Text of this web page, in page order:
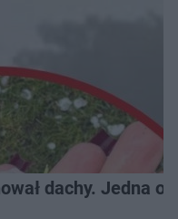
dachy. Jedna